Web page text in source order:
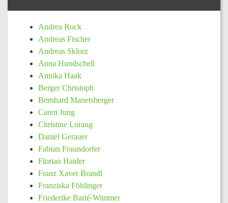
Andrea Rock
Andreas Fischer
Andreas Sklorz
Anna Hundschell
Annika Haak
Berger Christoph
Bernhard Manetsberger
Caren Jung
Christine Lorang
Daniel Gerauer
Fabian Fraundorfer
Florian Haider
Franz Xaver Brandl
Franziska Föhlinger
Friederike Barié-Wimmer